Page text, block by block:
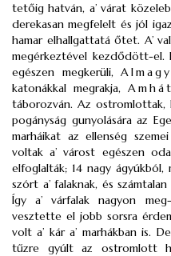
tetőig hatván, a’ várat
derekasan megfelelt és jól
hamar elhallgattatá őtet. A’
megérkeztével kezdődött-el.
egészen megkerüli,
katonákkal megrakja,Amhát
táborozván. Az ostromlottak,
pogányság gunyolására az
marháikat az ellenség
voltak a’ várost egészen
elfoglalták; 14 nagy
szórt a’ falaknak, és számtalan
Így a’ várfalak nagyon
vesztette el jobb sorsra
volt a’ kár a’ marhákban is.
tűzre gyúlt az ostromlott